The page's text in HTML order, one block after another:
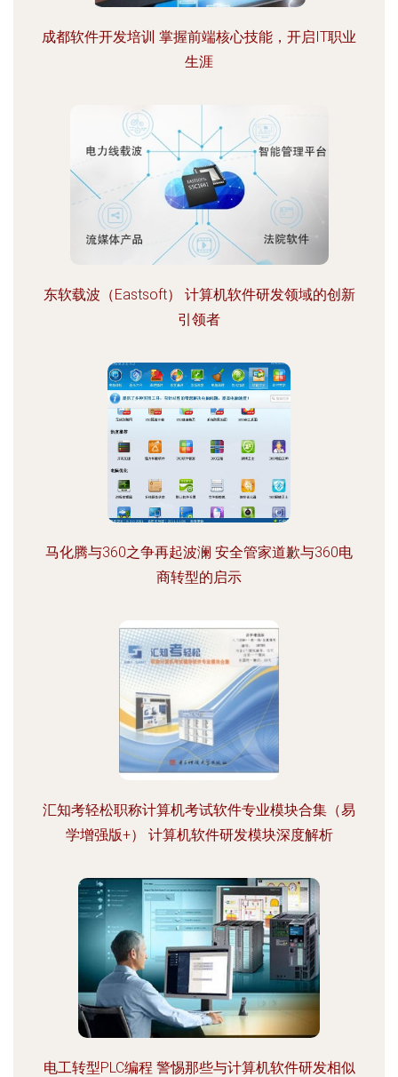
成都软件开发培训 掌握前端核心技能，开启IT职业
生涯
东软载波（Eastsoft） 计算机软件研发领域的创新
引领者
马化腾与360之争再起波澜 安全管家道歉与360电
商转型的启示
汇知考轻松职称计算机考试软件专业模块合集（易
学增强版+） 计算机软件研发模块深度解析
电工转型PLC编程 警惕那些与计算机软件研发相似